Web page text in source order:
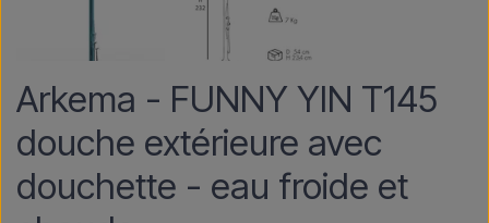
Arkema - FUNNY YIN T145
douche extérieure avec
douchette - eau froide et